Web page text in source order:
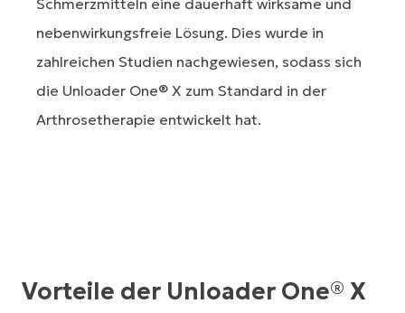
Schmerzmitteln eine dauerhaft wirksame und
nebenwirkungsfreie Lösung. Dies wurde in
zahlreichen Studien nachgewiesen, sodass sich
die Unloader One® X zum Standard in der
Arthrosetherapie entwickelt hat.
Vorteile der Unloader One® X